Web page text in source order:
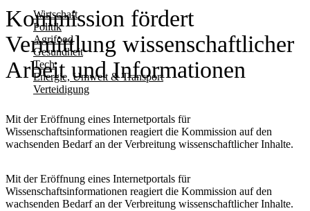
Wirtschaft
Politik
Agrifood
Gesundheit
Tech
Energie, Umwelt & Transport
Verteidigung
Kommission fördert
Vermittlung wissenschaftlicher
Arbeit und Informationen
Mit der Eröffnung eines Internetportals für
Wissenschaftsinformationen reagiert die Kommission auf den
wachsenden Bedarf an der Verbreitung wissenschaftlicher Inhalte.
Mit der Eröffnung eines Internetportals für
Wissenschaftsinformationen reagiert die Kommission auf den
wachsenden Bedarf an der Verbreitung wissenschaftlicher Inhalte.